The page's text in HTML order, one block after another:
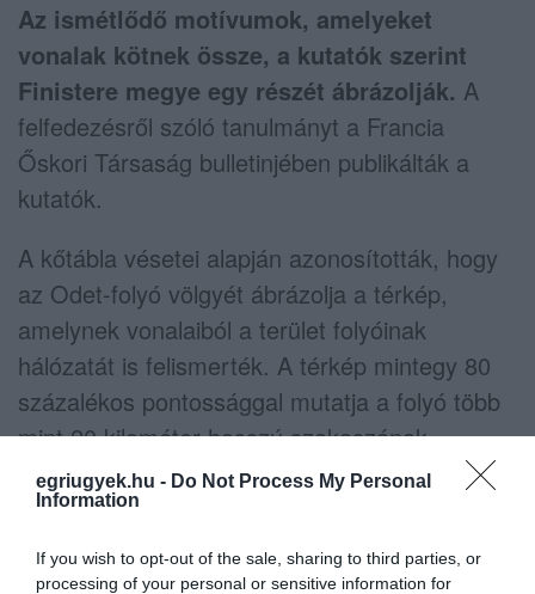
egriugyek.hu - Do Not Process My Personal
Information
If you wish to opt-out of the sale, sharing to third parties, or
processing of your personal or sensitive information for
Az ismétlődő motívumok, amelyeket
vonalak kötnek össze, a kutatók szerint
Finistere megye egy részét ábrázolják. A
felfedezésről szóló tanulmányt a Francia
Őskori Társaság bulletinjében publikálták a
kutatók.
A kőtábla vésetei alapján azonosították, hogy
az Odet-folyó völgyét ábrázolja a térkép,
amelynek vonalaiból a terület folyóinak
hálózatát is felismerték. A térkép mintegy 80
százalékos pontossággal mutatja a folyó több
mint 20 kilométer hosszú szakaszának
környékét.
kutatója, a tanulmány egyik szerzője szerint a